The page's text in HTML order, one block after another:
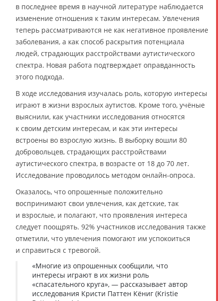
в последнее время в научной литературе наблюдается
изменение отношения к таким интересам. Увлечения
теперь рассматриваются не как негативное проявление
заболевания, а как способ раскрытия потенциала
людей, страдающих расстройствами аутистического
спектра. Новая работа подтверждает оправданность
этого подхода.
В ходе исследования изучалась роль, которую интересы
играют в жизни взрослых аутистов. Кроме того, учёные
выяснили, как участники исследования относятся
к своим детским интересам, и как эти интересы
встроены во взрослую жизнь. В выборку вошли 80
добровольцев, страдающих расстройствами
аутистического спектра, в возрасте от 18 до 70 лет.
Исследование проводилось методом онлайн-опроса.
Оказалось, что опрошенные положительно
воспринимают свои увлечения, как детские, так
и взрослые, и полагают, что проявления интереса
следует поощрять. 92% участников исследования также
отметили, что увлечения помогают им успокоиться
и справиться с тревогой.
«Многие из опрошенных сообщили, что
интересы играют в их жизни роль
«спасательного круга», — рассказывает автор
исследования Кристи Паттен Кёниг (Kristie